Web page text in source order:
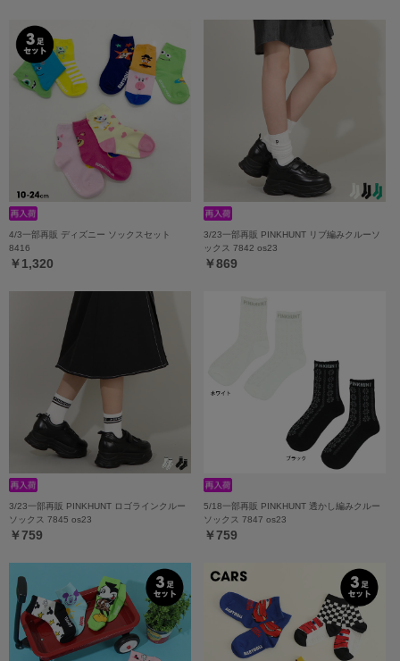
4/3一部再販 ディズニー ソックスセット
8416
￥1,320
3/23一部再販 PINKHUNT リブ編みクルーソ
ックス 7842 os23
￥869
3/23一部再販 PINKHUNT ロゴラインクルー
ソックス 7845 os23
￥759
5/18一部再販 PINKHUNT 透かし編みクルー
ソックス 7847 os23
￥759